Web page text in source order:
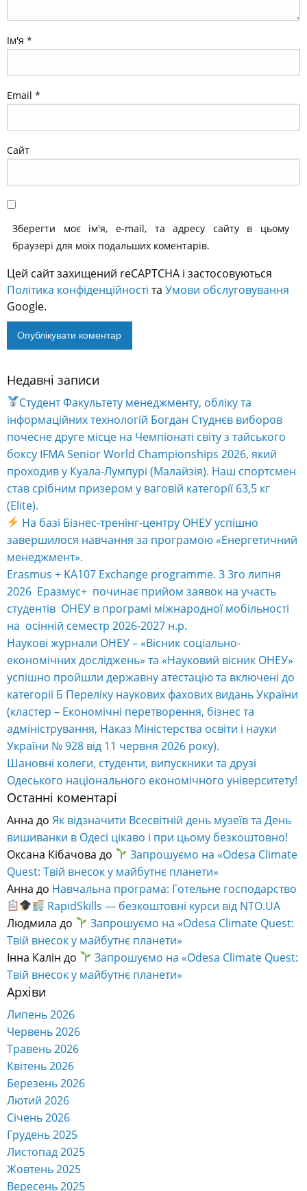
Ім'я *
Email *
Сайт
Зберегти моє ім'я, e-mail, та адресу сайту в цьому
браузері для моїх подальших коментарів.
Цей сайт захищений reCAPTCHA і застосовуються
Політика конфіденційності та Умови обслуговування
Google.
Alternative:
Недавні записи
Студент Факультету менеджменту, обліку та
інформаційних технологій Богдан Студнєв виборов
почесне друге місце на Чемпіонаті світу з тайського
боксу IFMA Senior World Championships 2026, який
проходив у Куала-Лумпурі (Малайзія). Наш спортсмен
став срібним призером у ваговій категорії 63,5 кг
(Elite).
На базі Бізнес-тренінг-центру ОНЕУ успішно
завершилося навчання за програмою «Енергетичний
менеджмент».
Erasmus + KA107 Exchange programme. З 3го липня
2026 Еразмус+ починає прийом заявок на участь
студентів ОНЕУ в програмі міжнародної мобільності
на осінній семестр 2026-2027 н.р.
Наукові журнали ОНЕУ – «Вісник соціально-
економічних досліджень» та «Науковий вісник ОНЕУ»
успішно пройшли державну атестацію та включені до
категорії Б Переліку наукових фахових видань України
(кластер – Економічні перетворення, бізнес та
адміністрування, Наказ Міністерства освіти і науки
України № 928 від 11 червня 2026 року).
Шановні колеги, студенти, випускники та друзі
Одеського національного економічного університету!
Останні коментарі
Анна до Як відзначити Всесвітній день музеїв та День
вишиванки в Одесі цікаво і при цьому безкоштовно!
Оксана Кібачова до
Запрошуємо на «Odesa Climate
Quest: Твій внесок у майбутнє планети»
Анна до Навчальна програма: Готельне господарство
RapidSkills — безкоштовні курси від NTO.UA
Людмила до
Запрошуємо на «Odesa Climate Quest:
Твій внесок у майбутнє планети»
Інна Калін до
Запрошуємо на «Odesa Climate Quest:
Твій внесок у майбутнє планети»
Архіви
Липень 2026
Червень 2026
Травень 2026
Квітень 2026
Березень 2026
Лютий 2026
Січень 2026
Грудень 2025
Листопад 2025
Жовтень 2025
Вересень 2025